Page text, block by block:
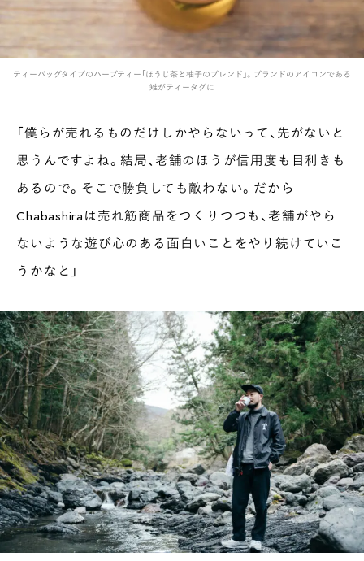
ティーバッグタイプのハーブティー「ほうじ茶と柚子のブレンド」。ブランドのアイコンである
雉がティータグに
「僕らが売れるものだけしかやらないって、先がないと
思うんですよね。結局、老舗のほうが信用度も目利きも
あるので。そこで勝負しても敵わない。だから
Chabashiraは売れ筋商品をつくりつつも、老舗がやら
ないような遊び心のある面白いことをやり続けていこ
うかなと」